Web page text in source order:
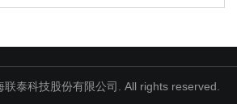
泰科技股份有限公司. All rights reserved.